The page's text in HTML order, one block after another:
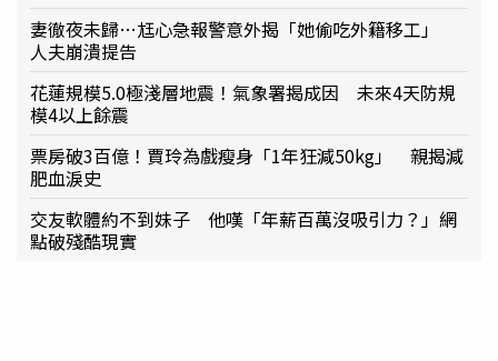
妻徹夜未歸…尪心急報警意外揭「她偷吃外籍移工」
人夫崩潰提告
花蓮規模5.0極淺層地震！氣象署揭成因 未來4天防規
模4以上餘震
票房破3百億！賈玲為戲瘦身「1年狂減50kg」 親揭減
肥血淚史
交友軟體約不到妹子 他嘆「年薪百萬沒吸引力？」網
點破殘酷現實